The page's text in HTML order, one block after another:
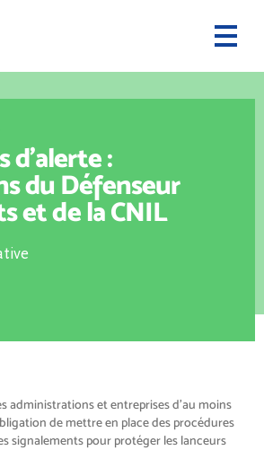
d’alerte :
du Défenseur
et de la CNIL
administrations et entreprises d’au moins
de mettre en place des procédures
signalements pour protéger les lanceurs